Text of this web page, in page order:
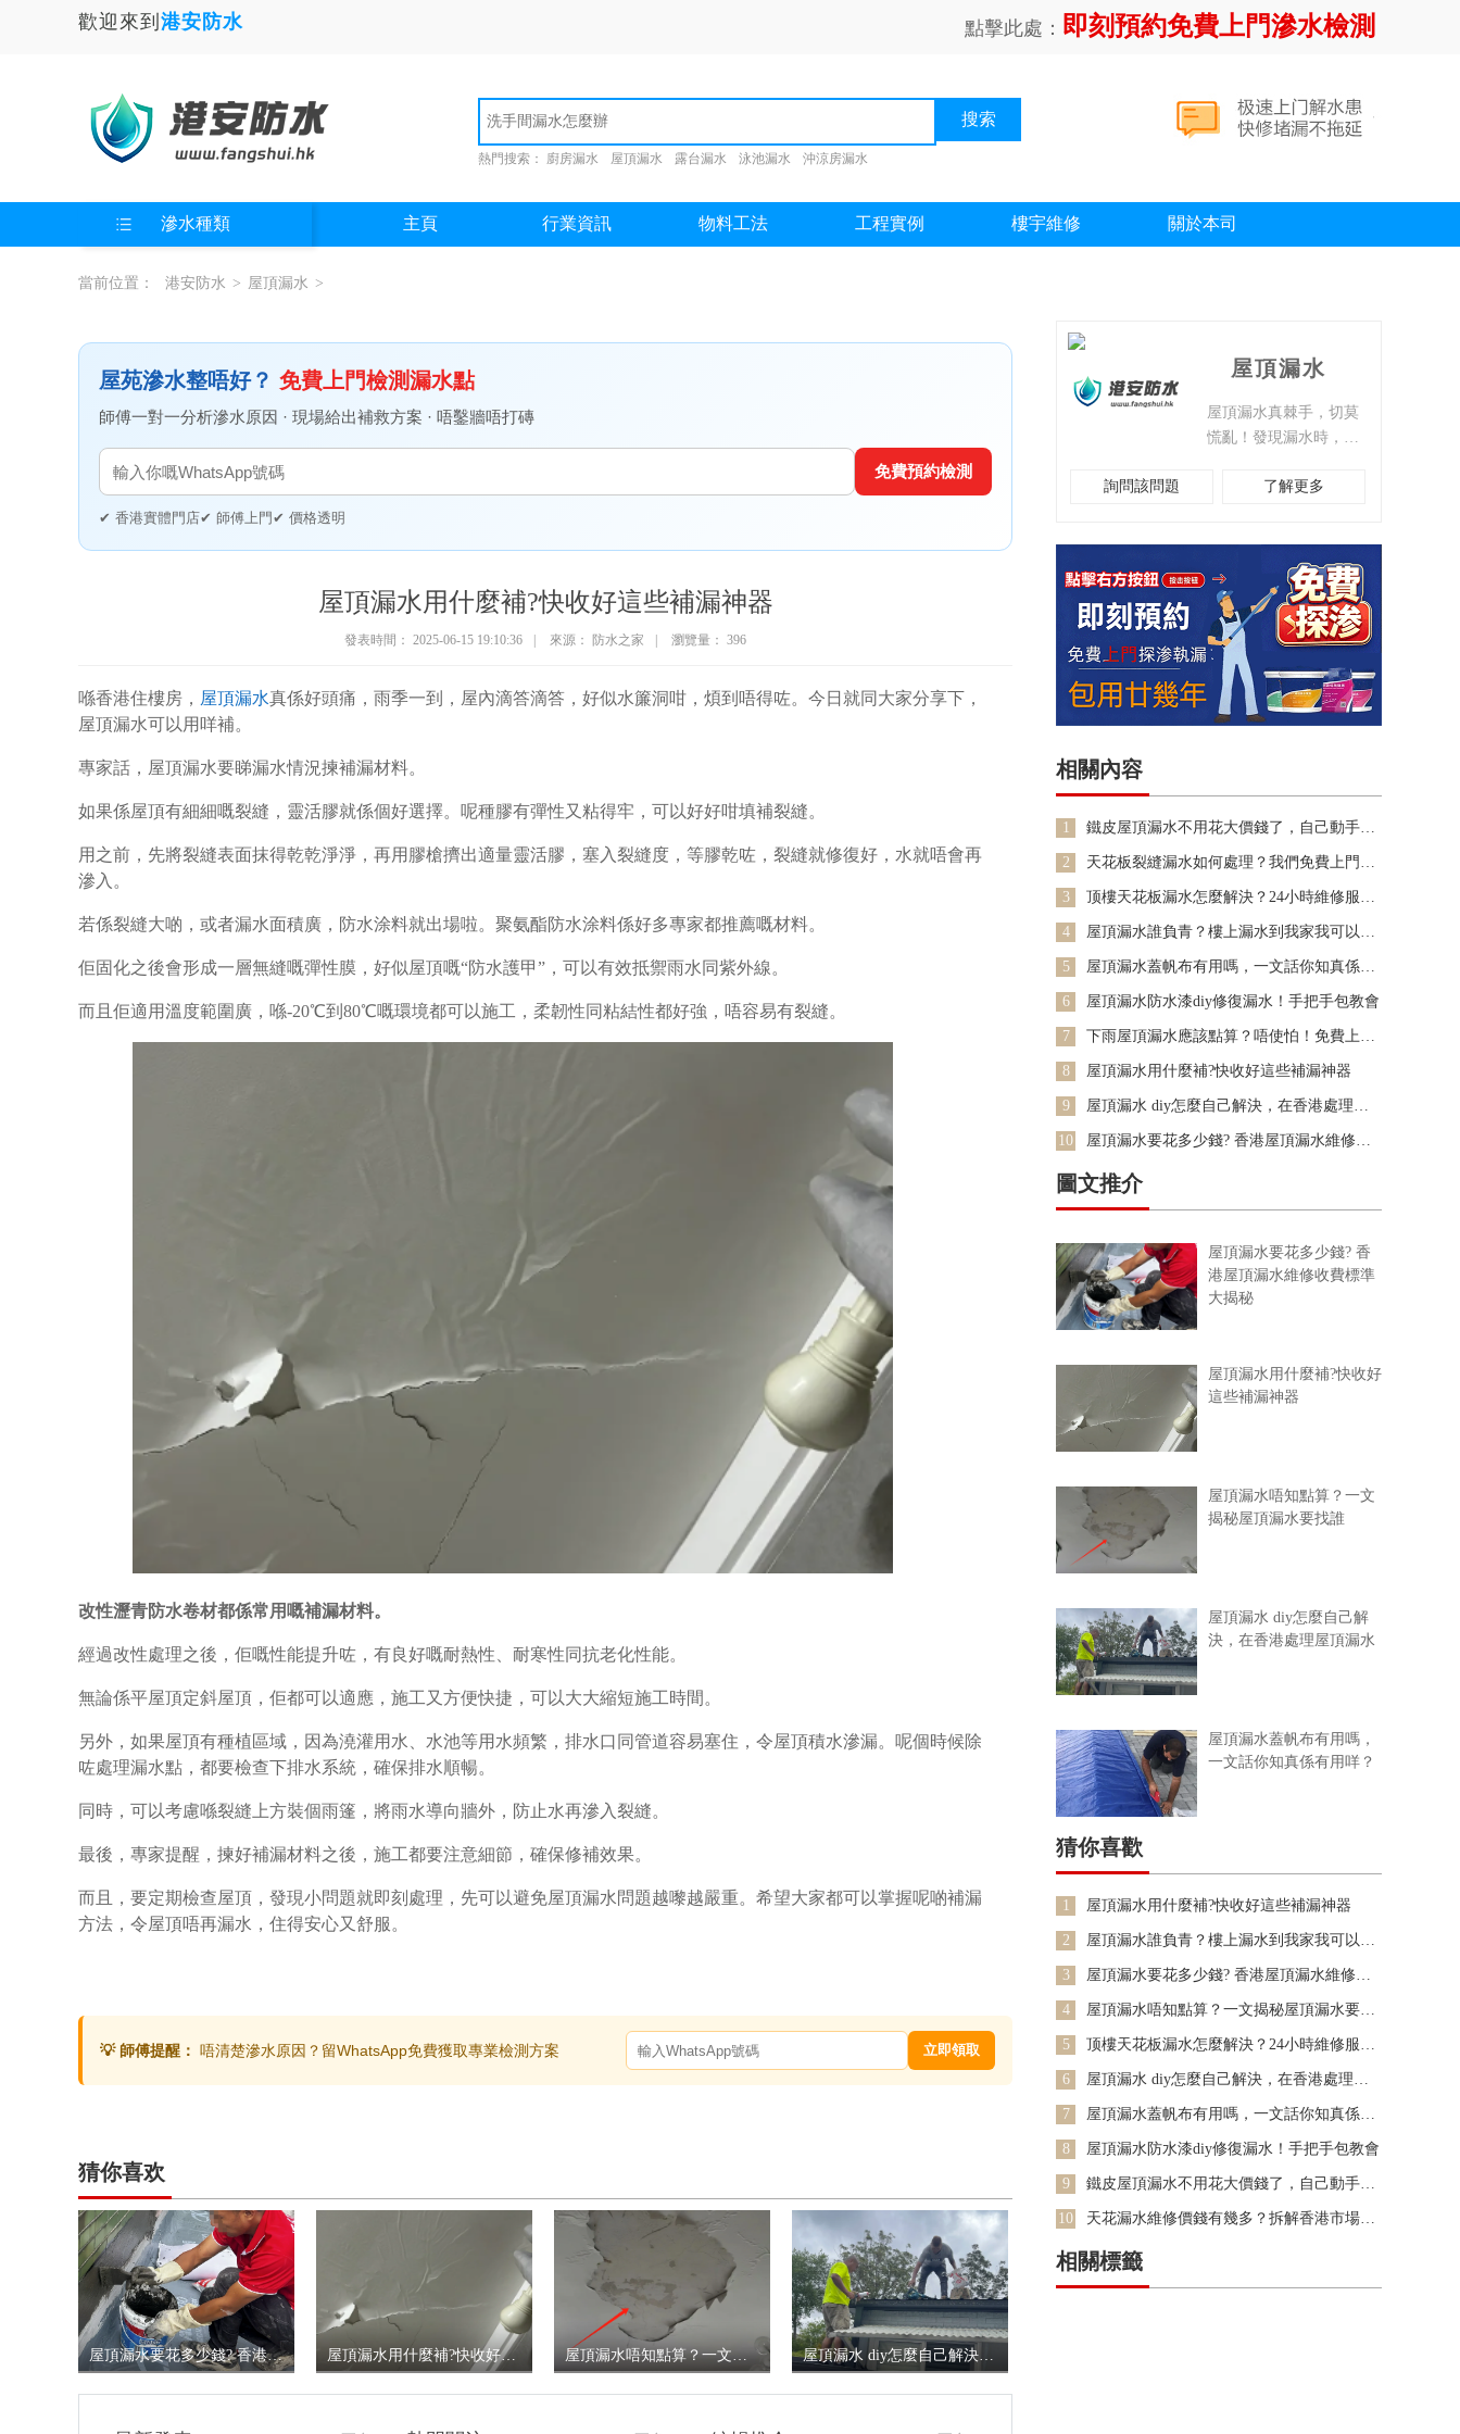
歡迎來到 港安防水 點擊此處： 即刻預約免費上門滲水檢測
熱門搜索： 廚房漏水 屋頂漏水 露台漏水 泳池漏水 沖涼房漏水
滲水種類 主頁 行業資訊 物料工法 工程實例 樓宇維修 關於本司
當前位置： 港安防水 > 屋頂漏水 >
屋苑滲水整唔好？ 免費上門檢測漏水點
師傅一對一分析滲水原因 · 現場給出補救方案 · 唔鑿牆唔打磚
免費預約檢測
✔ 香港實體門店✔ 師傅上門 ✔ 價格透明
屋頂漏水用什麼補?快收好這些補漏神器
發表時間： 2025-06-15 19:10:36 來源： 防水之家 瀏覽量： 396
喺香港住樓房， 屋頂漏水真係好頭痛，雨季一到，屋內滴答滴答，好似水簾洞咁，煩到唔得咗。今日就同大家分享下，
屋頂漏水可以用咩補。
專家話，屋頂漏水要睇漏水情況揀補漏材料。
如果係屋頂有細細嘅裂縫，靈活膠就係個好選擇。呢種膠有彈性又粘得牢，可以好好咁填補裂縫。
用之前，先將裂縫表面抹得乾乾淨淨，再用膠槍擠出適量靈活膠，塞入裂縫度，等膠乾咗，裂縫就修復好，水就唔會再
滲入。
若係裂縫大啲，或者漏水面積廣，防水涂料就出場啦。聚氨酯防水涂料係好多專家都推薦嘅材料。
佢固化之後會形成一層無縫嘅彈性膜，好似屋頂嘅“防水護甲”，可以有效抵禦雨水同紫外線。
而且佢適用溫度範圍廣，喺-20℃到80℃嘅環境都可以施工，柔韌性同粘結性都好強，唔容易有裂縫。
改性瀝青防水卷材都係常用嘅補漏材料。
經過改性處理之後，佢嘅性能提升咗，有良好嘅耐熱性、耐寒性同抗老化性能。
無論係平屋頂定斜屋頂，佢都可以適應，施工又方便快捷，可以大大縮短施工時間。
另外，如果屋頂有種植區域，因為澆灌用水、水池等用水頻繁，排水口同管道容易塞住，令屋頂積水滲漏。呢個時候除
咗處理漏水點，都要檢查下排水系統，確保排水順暢。
同時，可以考慮喺裂縫上方裝個雨篷，將雨水導向牆外，防止水再滲入裂縫。
最後，專家提醒，揀好補漏材料之後，施工都要注意細節，確保修補效果。
而且，要定期檢查屋頂，發現小問題就即刻處理，先可以避免屋頂漏水問題越嚟越嚴重。希望大家都可以掌握呢啲補漏
方法，令屋頂唔再漏水，住得安心又舒服。
💡 師傅提醒： 唔清楚滲水原因？留WhatsApp免費獲取專業檢測方案 立即領取
猜你喜欢
屋頂漏水要花多少錢? 香港屋頂漏水維修收費標準大揭秘 屋頂漏水用什麼補?快收好這些補漏神器 屋頂漏水唔知點算？一文揭秘屋頂漏水要找誰 屋頂漏水 diy怎麼自己解決，在香港處理屋頂漏水
屋頂漏水
屋頂漏水真棘手，切莫
慌亂！發現漏水時，先
免損壞家具。再迅速聯
行修補，以免問題加
重，影響居住安全。
詢問該問題 了解更多
相關內容
1
鐵皮屋頂漏水不用花大價錢了，自己動手解
2
天花板裂縫漏水如何處理？我們免費上門勘
3
顶樓天花板漏水怎麼解決？24小時維修服務
4
屋頂漏水誰負青？樓上漏水到我家我可以上
5
屋頂漏水蓋帆布有用嗎，一文話你知真係有
6
屋頂漏水防水漆diy修復漏水！手把手包教會
7
下雨屋頂漏水應該點算？唔使怕！免費上門
8
屋頂漏水用什麼補?快收好這些補漏神器
9
屋頂漏水 diy怎麼自己解決，在香港處理屋
10
屋頂漏水要花多少錢? 香港屋頂漏水維修收
圖文推介
屋頂漏水要花多少錢? 香
港屋頂漏水維修收費標準
大揭秘
屋頂漏水用什麼補?快收好
這些補漏神器
屋頂漏水唔知點算？一文
揭秘屋頂漏水要找誰
屋頂漏水 diy怎麼自己解
決，在香港處理屋頂漏水
屋頂漏水蓋帆布有用嗎，
一文話你知真係有用咩？
猜你喜歡
1 屋頂漏水用什麼補?快收好這些補漏神器
2
屋頂漏水誰負青？樓上漏水到我家我可以上
3
屋頂漏水要花多少錢? 香港屋頂漏水維修收
4
屋頂漏水唔知點算？一文揭秘屋頂漏水要找
5
顶樓天花板漏水怎麼解決？24小時維修服務
6
屋頂漏水 diy怎麼自己解決，在香港處理屋
7
屋頂漏水蓋帆布有用嗎，一文話你知真係有
8
屋頂漏水防水漆diy修復漏水！手把手包教會
9
鐵皮屋頂漏水不用花大價錢了，自己動手解
10
天花漏水維修價錢有幾多？拆解香港市場收
相關標籤